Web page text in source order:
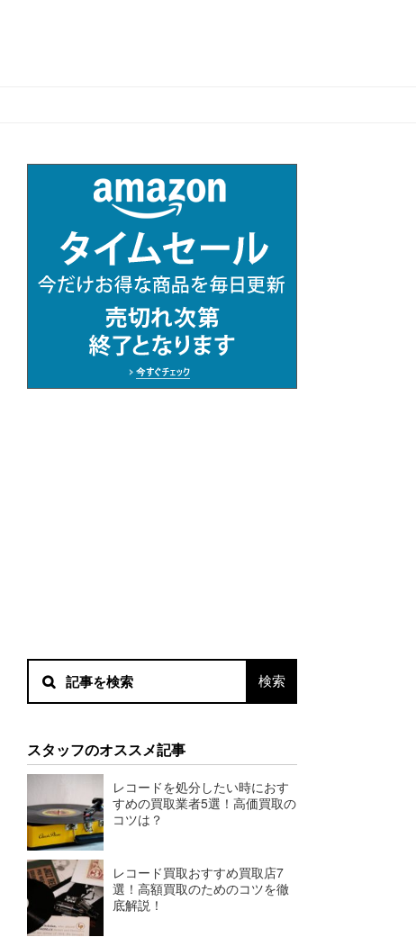
スタッフのオススメ記事
レコードを処分したい時におす
すめの買取業者5選！高価買取の
コツは？
レコード買取おすすめ買取店7
選！高額買取のためのコツを徹
底解説！